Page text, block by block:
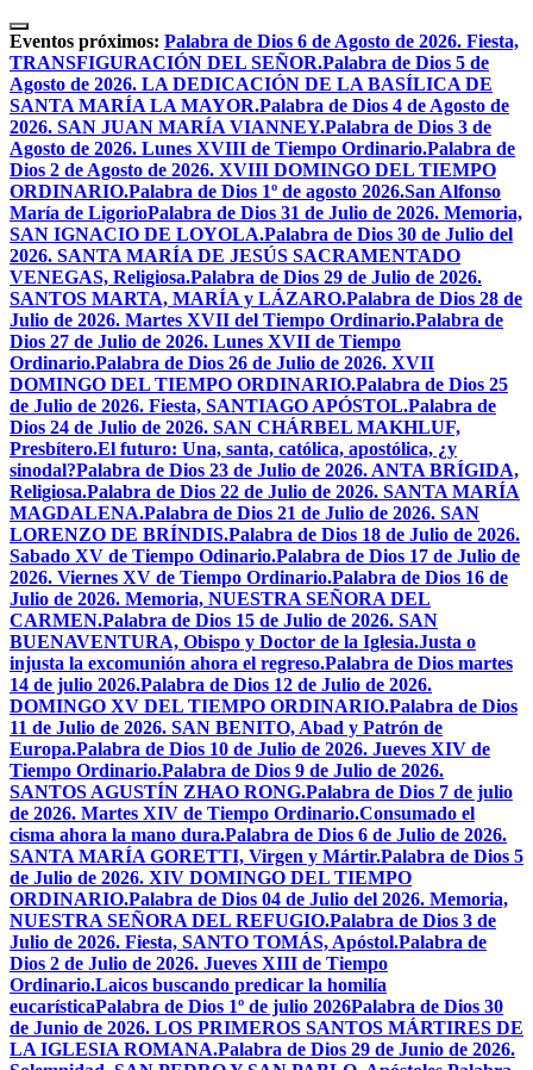
Skip
to
content
Eventos próximos: Palabra de Dios 6 de Agosto de 2026. Fiesta,
TRANSFIGURACIÓN DEL SEÑOR.Palabra de Dios 5 de
Agosto de 2026. LA DEDICACIÓN DE LA BASÍLICA DE
SANTA MARÍA LA MAYOR.Palabra de Dios 4 de Agosto de
2026. SAN JUAN MARÍA VIANNEY.Palabra de Dios 3 de
Agosto de 2026. Lunes XVIII de Tiempo Ordinario.Palabra de
Dios 2 de Agosto de 2026. XVIII DOMINGO DEL TIEMPO
ORDINARIO.Palabra de Dios 1º de agosto 2026.San Alfonso
María de LigorioPalabra de Dios 31 de Julio de 2026. Memoria,
SAN IGNACIO DE LOYOLA.Palabra de Dios 30 de Julio del
2026. SANTA MARÍA DE JESÚS SACRAMENTADO
VENEGAS, Religiosa.Palabra de Dios 29 de Julio de 2026.
SANTOS MARTA, MARÍA y LÁZARO.Palabra de Dios 28 de
Julio de 2026. Martes XVII del Tiempo Ordinario.Palabra de
Dios 27 de Julio de 2026. Lunes XVII de Tiempo
Ordinario.Palabra de Dios 26 de Julio de 2026. XVII
DOMINGO DEL TIEMPO ORDINARIO.Palabra de Dios 25
de Julio de 2026. Fiesta, SANTIAGO APÓSTOL.Palabra de
Dios 24 de Julio de 2026. SAN CHÁRBEL MAKHLUF,
Presbítero.El futuro: Una, santa, católica, apostólica, ¿y
sinodal?Palabra de Dios 23 de Julio de 2026. ANTA BRÍGIDA,
Religiosa.Palabra de Dios 22 de Julio de 2026. SANTA MARÍA
MAGDALENA.Palabra de Dios 21 de Julio de 2026. SAN
LORENZO DE BRÍNDIS.Palabra de Dios 18 de Julio de 2026.
Sabado XV de Tiempo Odinario.Palabra de Dios 17 de Julio de
2026. Viernes XV de Tiempo Ordinario.Palabra de Dios 16 de
Julio de 2026. Memoria, NUESTRA SEÑORA DEL
CARMEN.Palabra de Dios 15 de Julio de 2026. SAN
BUENAVENTURA, Obispo y Doctor de la Iglesia.Justa o
injusta la excomunión ahora el regreso.Palabra de Dios martes
14 de julio 2026.Palabra de Dios 12 de Julio de 2026.
DOMINGO XV DEL TIEMPO ORDINARIO.Palabra de Dios
11 de Julio de 2026. SAN BENITO, Abad y Patrón de
Europa.Palabra de Dios 10 de Julio de 2026. Jueves XIV de
Tiempo Ordinario.Palabra de Dios 9 de Julio de 2026.
SANTOS AGUSTÍN ZHAO RONG.Palabra de Dios 7 de julio
de 2026. Martes XIV de Tiempo Ordinario.Consumado el
cisma ahora la mano dura.Palabra de Dios 6 de Julio de 2026.
SANTA MARÍA GORETTI, Virgen y Mártir.Palabra de Dios 5
de Julio de 2026. XIV DOMINGO DEL TIEMPO
ORDINARIO.Palabra de Dios 04 de Julio del 2026. Memoria,
NUESTRA SEÑORA DEL REFUGIO.Palabra de Dios 3 de
Julio de 2026. Fiesta, SANTO TOMÁS, Apóstol.Palabra de
Dios 2 de Julio de 2026. Jueves XIII de Tiempo
Ordinario.Laicos buscando predicar la homilía
eucarísticaPalabra de Dios 1º de julio 2026Palabra de Dios 30
de Junio de 2026. LOS PRIMEROS SANTOS MÁRTIRES DE
LA IGLESIA ROMANA.Palabra de Dios 29 de Junio de 2026.